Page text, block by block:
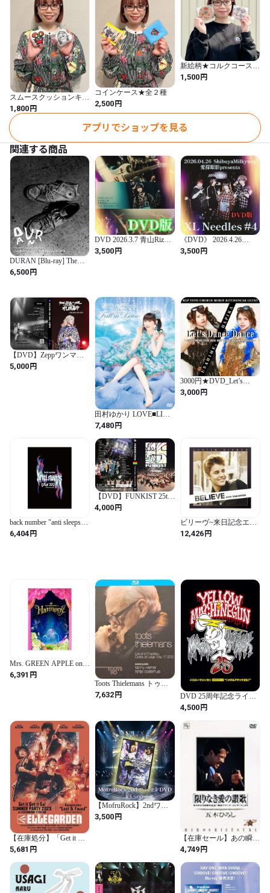
スムースクッションキー
ホルダー★全２種
1,800円
コインケース★全２種
2,500円
新絵柄★コルクコースタ
ー★２種
1,500円
アプリでショップを見る
関連する商品
DURAN [Blu-ray] The
Venomous Rift in
Humanity Tour Live from
6,500円
DVD 2026.3.7 青山RizM
XL Needles#2
3,500円
《DVD》 2026.4.26
Shibuya Milkyway XL
Needles#4
3,500円
【DVD】Zeppワンマン
ライブ
5,000円
田村ゆかり LOVE■LIVE
*Fall in Love* [DVD]
7,480円
3000円★DVD_Let’s
Dance★Dance
3,000円
back number "anti sleeps
tour 2024" at SAITAMA
SUPER ARENA (通常盤)
6,404円
【DVD】FUNKIST 25th
Pride of Lions 2025.5.24
日比谷野音
4,000円
ビリーヴ~来日記念エデ
ィション - ジャスティ
ン・ビーバー (DVD付)
12,426円
Mrs. GREEN APPLE on
“Harmony” [Blu-ray]
6,391 円
Toots Thielemans トゥー
ツ・シールマンス - Live
At Le Chapiteau, Opèra De
7,632円
DVD 25周年記念ライ
ブ"⚡メタルアタック２５
⚡"BASE限定ミニトート
バッグ付き！
4,500円
【在庫処分】「Get it Get
it Go! SUMMER PARTY
2023 at ZOZOMARINE
STADIUM」 +
「ELLEGARDEN : Lost &
Found」(2枚組) [DVD]
5,681 円
【MofruRock】2ndワン
マンライブDVD #憧れを
超えていけ
3,500円
【在庫セール】あの瞬間
の声がきこえる(1) 五木
ひろし限りなき愛の讃歌
[DVD]
4,749円